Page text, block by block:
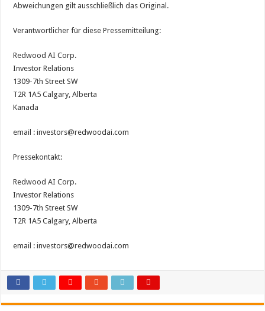
Abweichungen gilt ausschließlich das Original.
Verantwortlicher für diese Pressemitteilung:
Redwood AI Corp.
Investor Relations
1309-7th Street SW
T2R 1A5 Calgary, Alberta
Kanada
email : investors@redwoodai.com
Pressekontakt:
Redwood AI Corp.
Investor Relations
1309-7th Street SW
T2R 1A5 Calgary, Alberta
email : investors@redwoodai.com